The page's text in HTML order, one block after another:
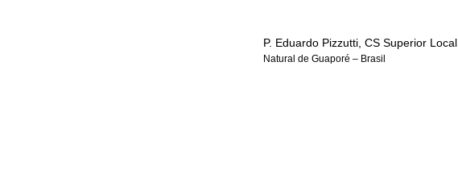
P. Eduardo Pizzutti, CS Superior Local
Natural de Guaporé – Brasil